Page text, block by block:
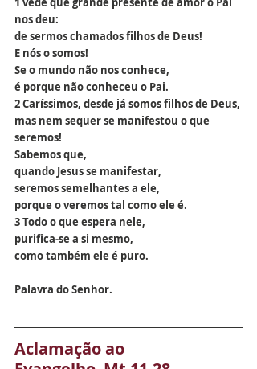
nos deu:
de sermos chamados filhos de Deus!
E nós o somos!
Se o mundo não nos conhece,
é porque não conheceu o Pai.
2 Caríssimos, desde já somos filhos de Deus,
mas nem sequer se manifestou o que
seremos!
Sabemos que,
quando Jesus se manifestar,
seremos semelhantes a ele,
porque o veremos tal como ele é.
3 Todo o que espera nele,
purifica-se a si mesmo,
como também ele é puro.
Palavra do Senhor.
Aclamação ao